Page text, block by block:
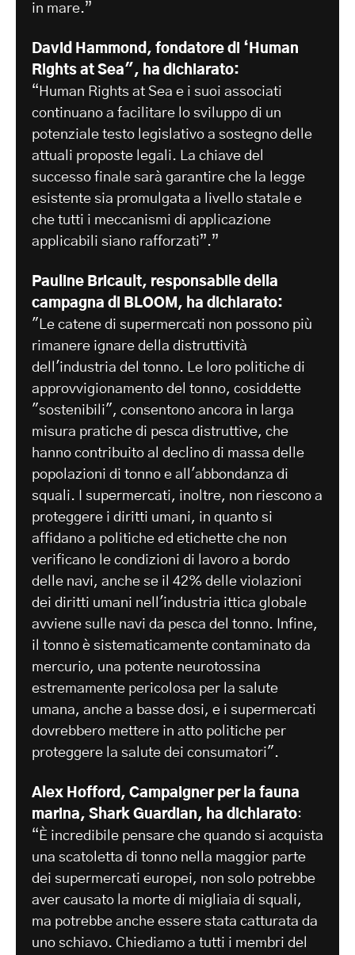
in mare.”
David Hammond, fondatore di ‘Human
Rights at Sea", ha dichiarato:
“Human Rights at Sea e i suoi associati
continuano a facilitare lo sviluppo di un
potenziale testo legislativo a sostegno delle
attuali proposte legali. La chiave del
successo finale sarà garantire che la legge
esistente sia promulgata a livello statale e
che tutti i meccanismi di applicazione
applicabili siano rafforzati”.”
Pauline Bricault, responsabile della
campagna di BLOOM, ha dichiarato:
"Le catene di supermercati non possono più
rimanere ignare della distruttività
dell'industria del tonno. Le loro politiche di
approvvigionamento del tonno, cosiddette
"sostenibili", consentono ancora in larga
misura pratiche di pesca distruttive, che
hanno contribuito al declino di massa delle
popolazioni di tonno e all'abbondanza di
squali. I supermercati, inoltre, non riescono a
proteggere i diritti umani, in quanto si
affidano a politiche ed etichette che non
verificano le condizioni di lavoro a bordo
delle navi, anche se il 42% delle violazioni
dei diritti umani nell'industria ittica globale
avviene sulle navi da pesca del tonno. Infine,
il tonno è sistematicamente contaminato da
mercurio, una potente neurotossina
estremamente pericolosa per la salute
umana, anche a basse dosi, e i supermercati
dovrebbero mettere in atto politiche per
proteggere la salute dei consumatori".
Alex Hofford, Campaigner per la fauna
marina, Shark Guardian, ha dichiarato:
“È incredibile pensare che quando si acquista
una scatoletta di tonno nella maggior parte
dei supermercati europei, non solo potrebbe
aver causato la morte di migliaia di squali,
ma potrebbe anche essere stata catturata da
uno schiavo. Chiediamo a tutti i membri del